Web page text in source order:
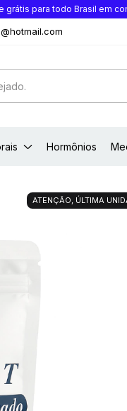
grátis para todo Brasil em
Hormônios
ATENÇÃO, ÚLTIMA